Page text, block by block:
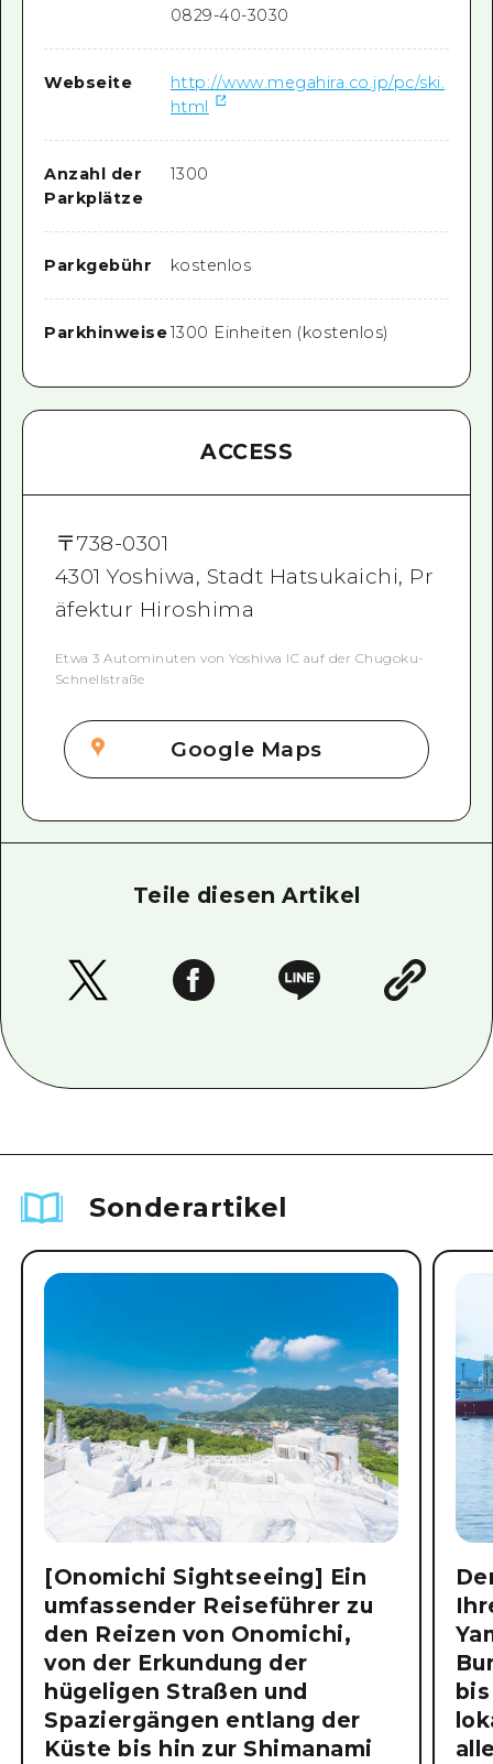
0829-40-3030
Webseite
http://www.megahira.co.jp/pc/ski.
html
Anzahl der
Parkplätze
1300
Parkgebühr kostenlos
Parkhinweise1300 Einheiten (kostenlos)
ACCESS
〒738-0301
4301 Yoshiwa, Stadt Hatsukaichi, Pr
äfektur Hiroshima
Etwa 3 Autominuten von Yoshiwa IC auf der Chugoku-
Schnellstraße
Google Maps
Teile diesen Artikel
Sonderartikel
[Onomichi Sightseeing] Ein
umfassender Reiseführer zu
den Reizen von Onomichi,
von der Erkundung der
hügeligen Straßen und
Spaziergängen entlang der
Küste bis hin zur Shimanami